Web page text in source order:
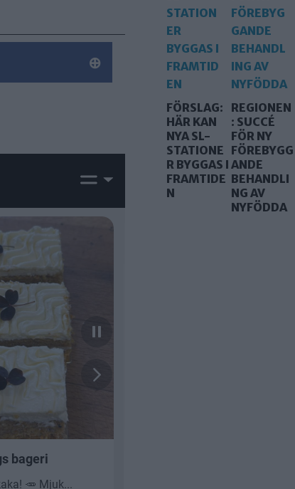
FÖRSLAG:
HÄR KAN
NYA SL-
STATIONE
R BYGGAS I
FRAMTIDE
N
REGIONEN
: SUCCÉ
FÖR NY
FÖREBYGG
ANDE
BEHANDLI
NG AV
NYFÖDDA